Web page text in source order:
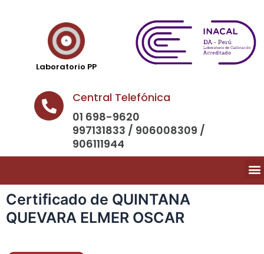
Laboratorio PP
Central Telefónica
01 698-9620
997131833 / 906008309 /
906111944
Certificado de QUINTANA
QUEVARA ELMER OSCAR